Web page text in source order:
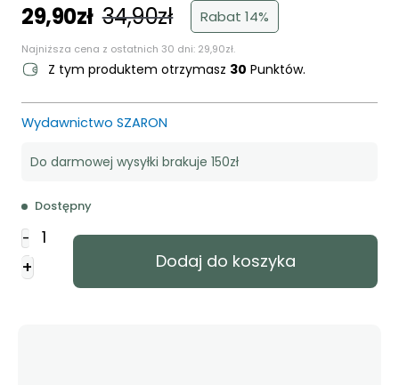
34,90zł
Pierwotna
wynosiła:
34,90zł.
29,90zł
Aktualna
wynosi:
29,90zł.
Najniższa cena z ostatnich 30 dni: 29,90zł.
Rabat 14%
Z tym produktem otrzymasz 30 Punktów.
Wydawnictwo SZARON
Do darmowej wysyłki brakuje 150zł
Dostępny
-
George
Muller
+ Dodaj do koszyka